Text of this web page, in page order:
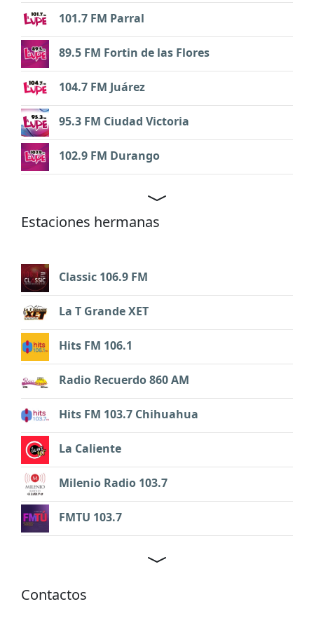
101.7 FM Parral
89.5 FM Fortin de las Flores
104.7 FM Juárez
95.3 FM Ciudad Victoria
102.9 FM Durango
Estaciones hermanas
Classic 106.9 FM
La T Grande XET
Hits FM 106.1
Radio Recuerdo 860 AM
Hits FM 103.7 Chihuahua
La Caliente
Milenio Radio 103.7
FMTU 103.7
Contactos